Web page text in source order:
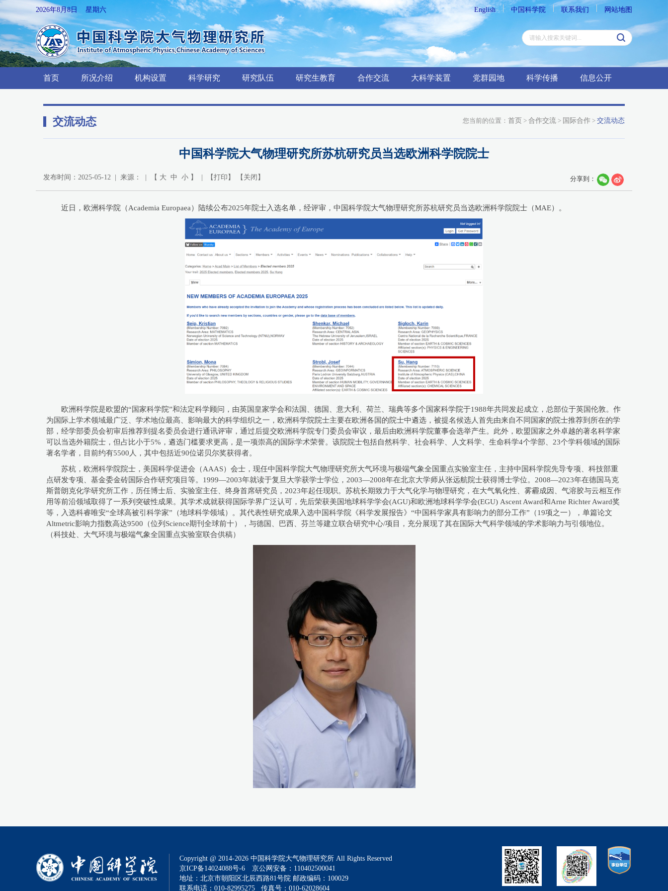
2026年8月8日 星期六 English 中国科学院 联系我们 网站地图
首页 所况介绍 机构设置 科学研究 研究队伍 研究生教育 合作交流 大科学装置 党群园地 科学传播 信息公开
交流动态 您当前的位置： 首页 > 合作交流 > 国际合作 > 交流动态
中国科学院大气物理研究所苏杭研究员当选欧洲科学院院士
发布时间：2025-05-12 | 来源： | 【 大 中 小 】 | 【打印 】 【 关闭 】 分享到：
近日，欧洲科学院（Academia Europaea）陆续公布2025年院士入选名单，经评审，中国科学院大气物理研究所苏杭研究员当选欧洲科学院院士（MAE）。
欧洲科学院是欧盟的“国家科学院”和法定科学顾问，由英国皇家学会和法国、德国、意大利、荷兰、瑞典等多个国家科学院于1988年共同发起成立，总部位于英国伦敦。作
为国际上学术领域最广泛、学术地位最高、影响最大的科学组织之一，欧洲科学院院士主要在欧洲各国的院士中遴选，被提名候选人首先由来自不同国家的院士推荐到所在的学
部，经学部委员会初审后推荐到提名委员会进行通讯评审，通过后提交欧洲科学院专门委员会审议，最后由欧洲科学院董事会选举产生。此外，欧盟国家之外卓越的著名科学家
可以当选外籍院士，但占比小于5%，遴选门槛要求更高，是一项崇高的国际学术荣誉。该院院士包括自然科学、社会科学、人文科学、生命科学4个学部、23个学科领域的国际
著名学者，目前约有5500人，其中包括近90位诺贝尔奖获得者。
苏杭，欧洲科学院院士，美国科学促进会（AAAS）会士，现任中国科学院大气物理研究所大气环境与极端气象全国重点实验室主任，主持中国科学院先导专项、科技部重
点研发专项、基金委金砖国际合作研究项目等。1999—2003年就读于复旦大学获学士学位，2003—2008年在北京大学师从张远航院士获得博士学位。2008—2023年在德国马克
斯普朗克化学研究所工作，历任博士后、实验室主任、终身首席研究员，2023年起任现职。苏杭长期致力于大气化学与物理研究，在大气氧化性、雾霾成因、气溶胶与云相互作
用等前沿领域取得了一系列突破性成果。其学术成就获得国际学界广泛认可，先后荣获美国地球科学学会(AGU)和欧洲地球科学学会(EGU) Ascent Award和Arne Richter Award奖
等，入选科睿唯安“全球高被引科学家”（地球科学领域）。其代表性研究成果入选中国科学院《科学发展报告》“中国科学家具有影响力的部分工作”（19项之一），单篇论文
Altmetric影响力指数高达9500（位列Science期刊全球前十），与德国、巴西、芬兰等建立联合研究中心/项目，充分展现了其在国际大气科学领域的学术影响力与引领地位。
（科技处、大气环境与极端气象全国重点实验室联合供稿）
Copyright @ 2014-2026 中国科学院大气物理研究所 All Rights Reserved
京ICP备14024088号-6
京公网安备：110402500041
地址：北京市朝阳区北辰西路81号院 邮政编码：100029
联系电话：010-82995275 传真号：010-62028604